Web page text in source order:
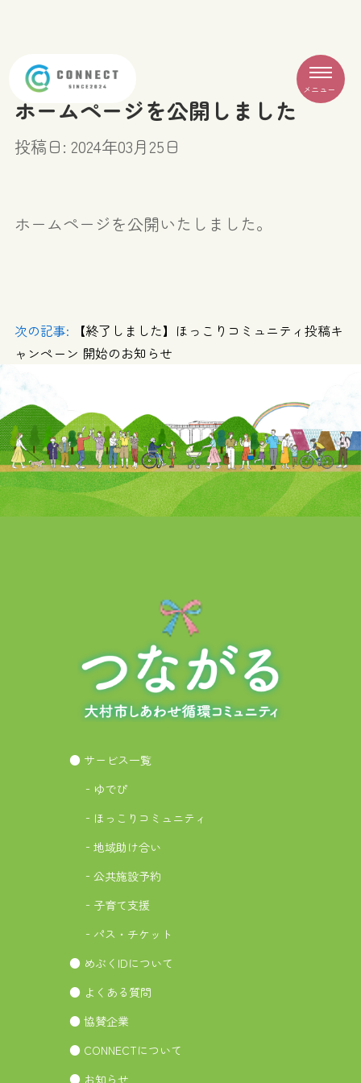
メニュー
ホームページを公開しました
投稿日: 2024年03月25日
ホームページを公開いたしました。
次の記事:
【終了しました】ほっこりコミュニティ投稿キ
ャンペーン 開始のお知らせ
● サービス一覧
‐ゆでぴ
‐ほっこりコミュニティ
‐地域助け合い
‐公共施設予約
‐子育て支援
‐パス・チケット
● めぶくIDについて
● よくある質問
● 協賛企業
● CONNECTについて
● お知らせ